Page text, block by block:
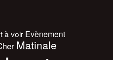
à voir Evènement
Matinale